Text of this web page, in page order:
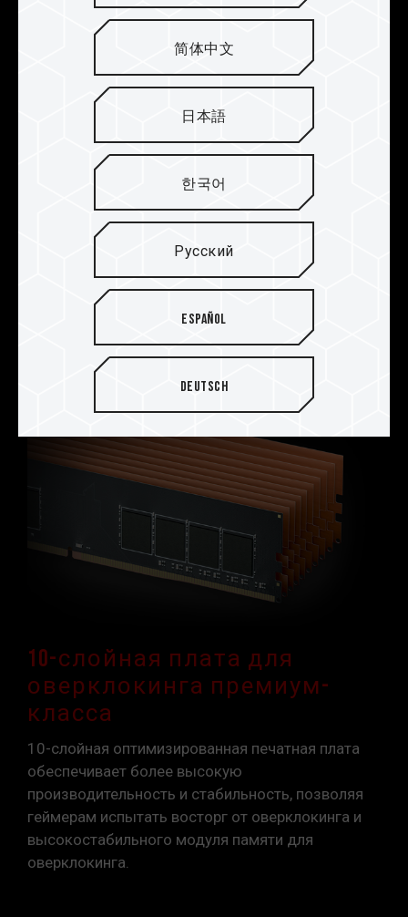
Тщательно подобранные
чипы, Надежность и
долговечность
Чип, изготовленный для модуля игровой памяти
TEAMGROUP T-FORCE XTREEM ARGB DDR4 от
TEAMGROUP, выбирается путем тщательного
тестирования. Каждый из них был протестирован
на предмет полной совместимости и
стабильности работы. Благодаря этому геймеры
могут получить память DDR4 превосходного
качества с оптимальной производительностью,
стабильностью работы и совместимостью.
10-слойная плата для
оверклокинга премиум-
класса
10-слойная оптимизированная печатная плата
обеспечивает более высокую
производительность и стабильность, позволяя
геймерам испытать восторг от оверклокинга и
высокостабильного модуля памяти для
оверклокинга.
简体中文
日本語
한국어
Русский
Español
Deutsch